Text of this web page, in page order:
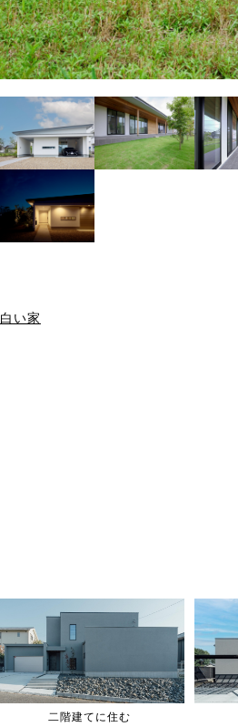
白い家
二階建てに住む